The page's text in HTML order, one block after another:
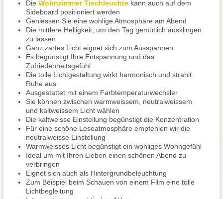
Die Wohnzimmer Tischleuchte kann auch auf dem
Sideboard positioniert werden
Geniessen Sie eine wohlige Atmosphäre am Abend
Die mittlere Helligkeit, um den Tag gemütlich ausklingen
zu lassen
Ganz zartes Licht eignet sich zum Ausspannen
Es begünstigt Ihre Entspannung und das
Zufriedenheitsgefühl
Die tolle Lichtgestaltung wirkt harmonisch und strahlt
Ruhe aus
Ausgestattet mit einem Farbtemperaturwechsler
Sie können zwischen warmweissem, neutralweissem
und kaltweissem Licht wählen
Die kaltweisse Einstellung begünstigt die Konzentration
Für eine schöne Leseatmosphäre empfehlen wir die
neutralweisse Einstellung
Warmweisses Licht begünstigt ein wohliges Wohngefühl
Ideal um mit Ihren Lieben einen schönen Abend zu
verbringen
Eignet sich auch als Hintergrundbeleuchtung
Zum Beispiel beim Schauen von einem Film eine tolle
Lichtbegleitung